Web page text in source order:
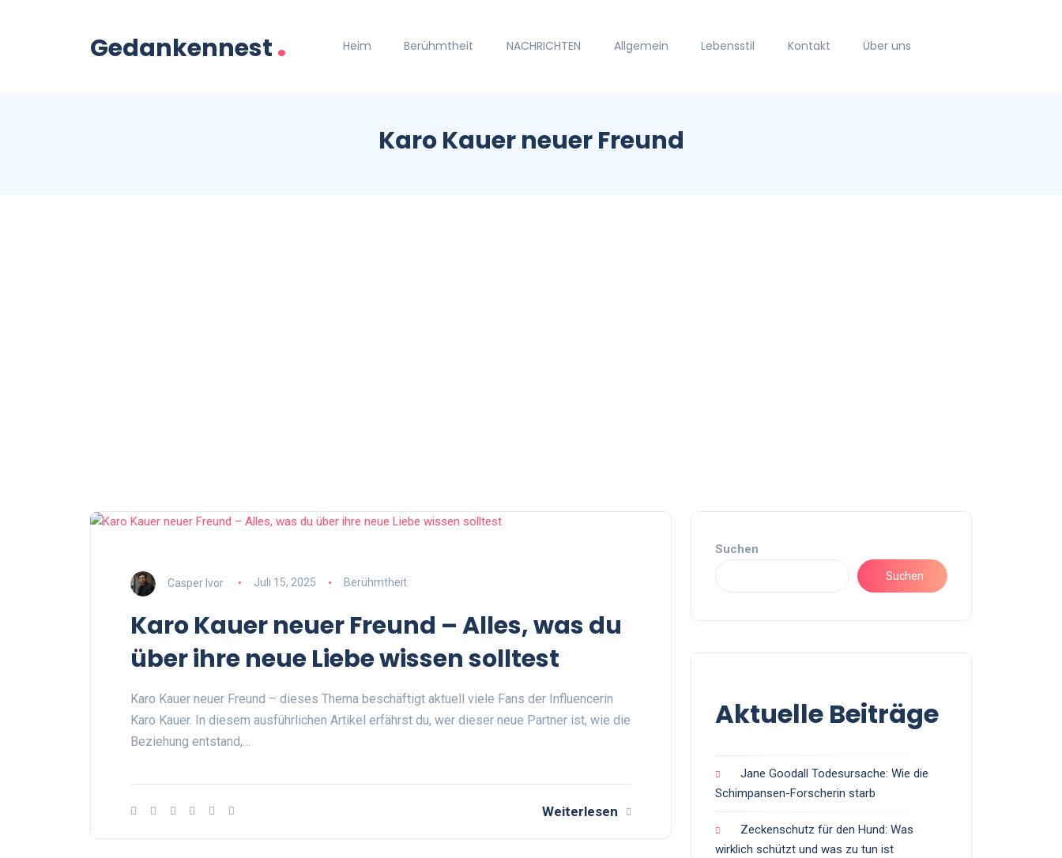
Gedankennest. Heim Berühmtheit NACHRICHTEN Allgemein Lebensstil Kontakt Über uns
Karo Kauer neuer Freund
Casper Ivor Juli 15, 2025 Berühmtheit
Karo Kauer neuer Freund – Alles, was du
über ihre neue Liebe wissen solltest
Karo Kauer neuer Freund – dieses Thema beschäftigt aktuell viele Fans der Influencerin
Karo Kauer. In diesem ausführlichen Artikel erfährst du, wer dieser neue Partner ist, wie die
Beziehung entstand,…
Weiterlesen
Suchen
Suchen
Aktuelle Beiträge
Jane Goodall Todesursache: Wie die
Schimpansen-Forscherin starb
Zeckenschutz für den Hund: Was
wirklich schützt und was zu tun ist